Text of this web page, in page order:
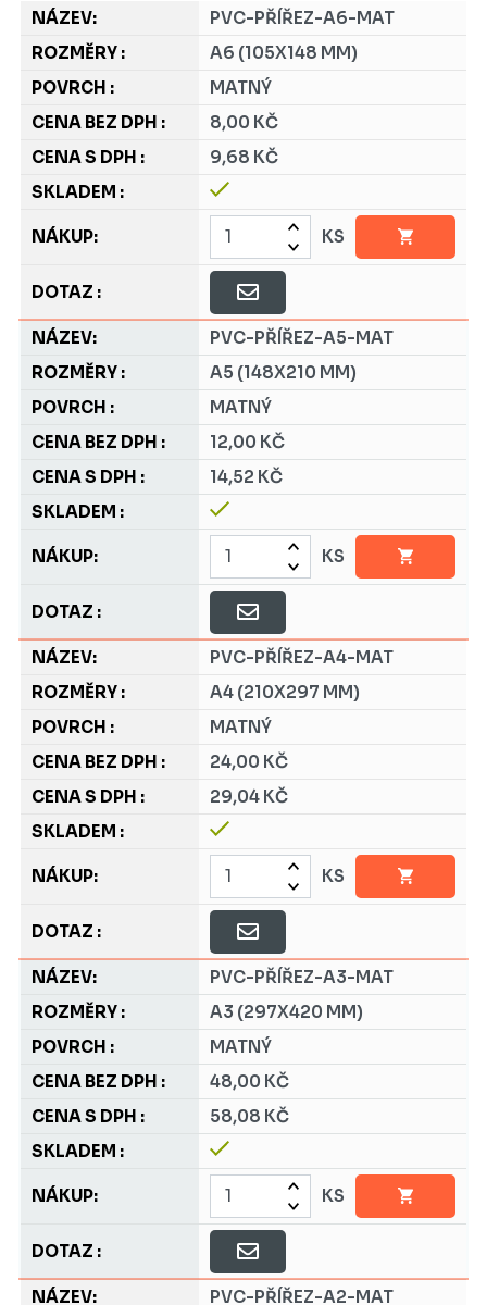
PVC-PŘÍŘEZ-A6-MAT
A6 (105X148 MM)
MATNÝ
8,00 KČ
9,68 KČ
KS
PVC-PŘÍŘEZ-A5-MAT
A5 (148X210 MM)
MATNÝ
12,00 KČ
14,52 KČ
KS
PVC-PŘÍŘEZ-A4-MAT
A4 (210X297 MM)
MATNÝ
24,00 KČ
29,04 KČ
KS
PVC-PŘÍŘEZ-A3-MAT
A3 (297X420 MM)
MATNÝ
48,00 KČ
58,08 KČ
KS
PVC-PŘÍŘEZ-A2-MAT